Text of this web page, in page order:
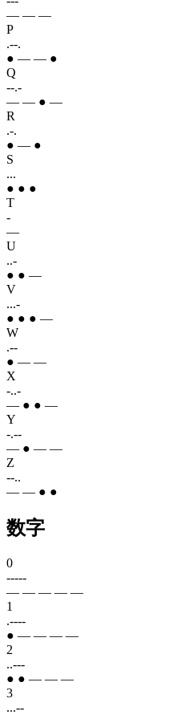
— — —
P
.--.
● — — ●
Q
--.-
— — ● —
R
.-.
● — ●
S
...
● ● ●
T
-
—
U
..-
● ● —
V
...-
● ● ● —
W
.--
● — —
X
-..-
— ● ● —
Y
-.--
— ● — —
Z
--..
— — ● ●
数字
0
-----
— — — — —
1
.----
● — — — —
2
..---
● ● — — —
3
...--